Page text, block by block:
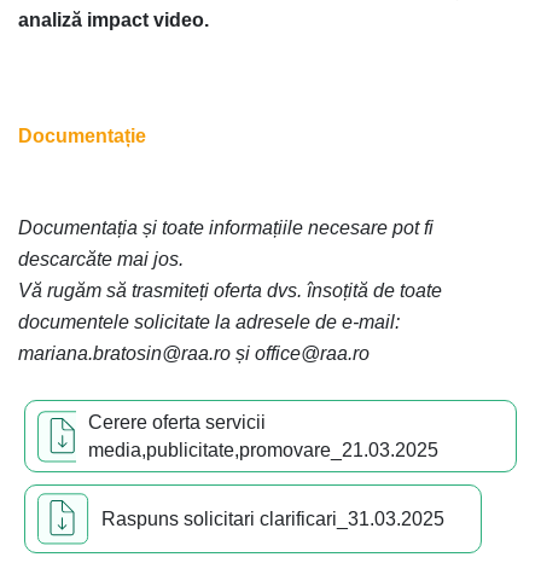
analiză impact video.
Documentație
Documentația și toate informațiile necesare pot fi
descarcăte mai jos.
Vă rugăm să trasmiteți oferta dvs. însoțită de toate
documentele solicitate la adresele de e-mail:
mariana.bratosin@raa.ro și office@raa.ro
Cerere oferta servicii
media,publicitate,promovare_21.03.2025
Raspuns solicitari clarificari_31.03.2025